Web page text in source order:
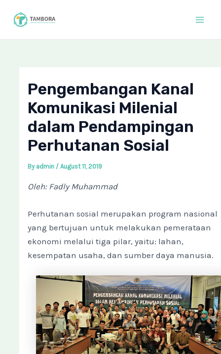
Pengembangan Kanal
Komunikasi Milenial
dalam Pendampingan
Perhutanan Sosial
By admin /August 11, 2019
Oleh: Fadly Muhammad
Perhutanan sosial merupakan program nasional
yang bertujuan untuk melakukan pemerataan
ekonomi melalui tiga pilar, yaitu: lahan,
kesempatan usaha, dan sumber daya manusia.
navigation